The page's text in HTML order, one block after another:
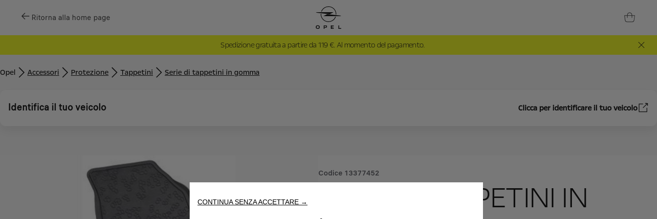
Ritorna alla home page
Spedizione gratuita a partire da 119 €. Al momento del pagamento.
Opel Accessori Protezione Tappetini Serie di tappetini in gomma
Identifica il tuo veicolo Clicca per identificare il tuo veicolo
Codice 13377452
SERIE DI TAPPETINI IN
CONTINUA SENZA ACCETTARE →